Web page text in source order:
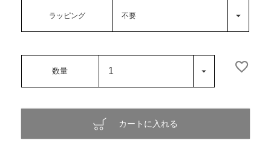
ラッピング
カートに入れる